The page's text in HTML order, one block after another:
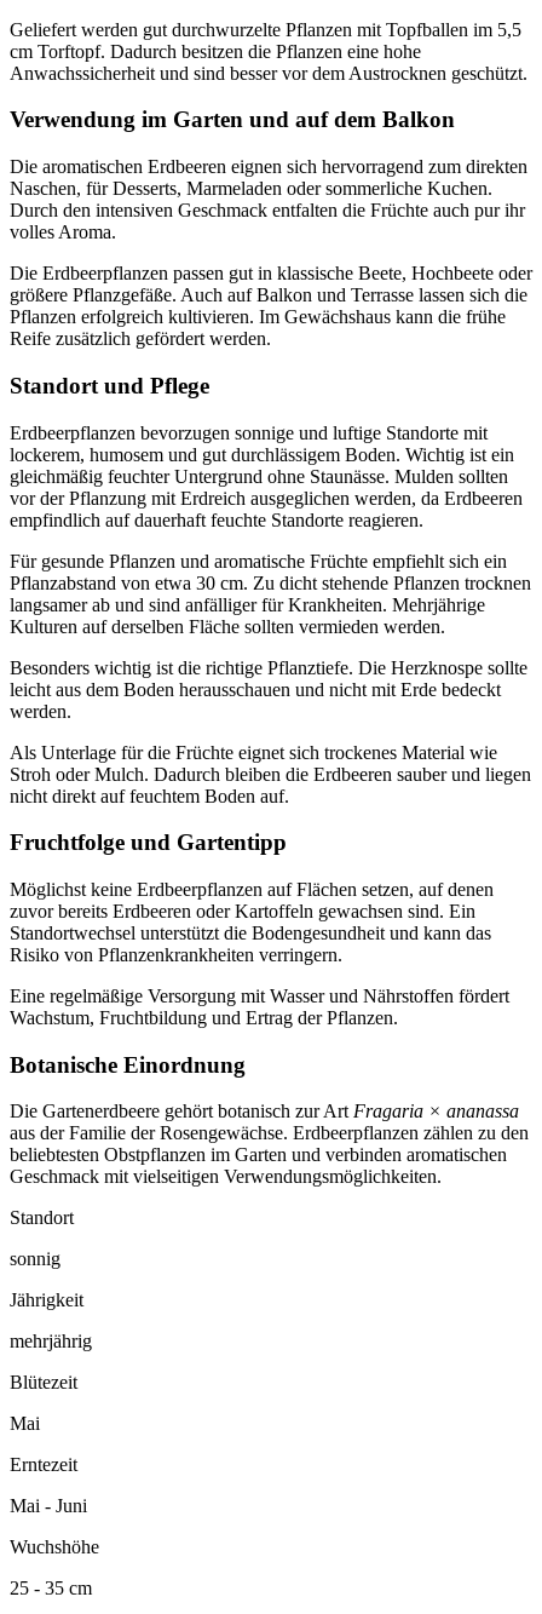
Geliefert werden gut durchwurzelte Pflanzen mit Topfballen im 5,5
cm Torftopf. Dadurch besitzen die Pflanzen eine hohe
Anwachssicherheit und sind besser vor dem Austrocknen geschützt.
Verwendung im Garten und auf dem Balkon
Die aromatischen Erdbeeren eignen sich hervorragend zum direkten
Naschen, für Desserts, Marmeladen oder sommerliche Kuchen.
Durch den intensiven Geschmack entfalten die Früchte auch pur ihr
volles Aroma.
Die Erdbeerpflanzen passen gut in klassische Beete, Hochbeete oder
größere Pflanzgefäße. Auch auf Balkon und Terrasse lassen sich die
Pflanzen erfolgreich kultivieren. Im Gewächshaus kann die frühe
Reife zusätzlich gefördert werden.
Standort und Pflege
Erdbeerpflanzen bevorzugen sonnige und luftige Standorte mit
lockerem, humosem und gut durchlässigem Boden. Wichtig ist ein
gleichmäßig feuchter Untergrund ohne Staunässe. Mulden sollten
vor der Pflanzung mit Erdreich ausgeglichen werden, da Erdbeeren
empfindlich auf dauerhaft feuchte Standorte reagieren.
Für gesunde Pflanzen und aromatische Früchte empfiehlt sich ein
Pflanzabstand von etwa 30 cm. Zu dicht stehende Pflanzen trocknen
langsamer ab und sind anfälliger für Krankheiten. Mehrjährige
Kulturen auf derselben Fläche sollten vermieden werden.
Besonders wichtig ist die richtige Pflanztiefe. Die Herzknospe sollte
leicht aus dem Boden herausschauen und nicht mit Erde bedeckt
werden.
Als Unterlage für die Früchte eignet sich trockenes Material wie
Stroh oder Mulch. Dadurch bleiben die Erdbeeren sauber und liegen
nicht direkt auf feuchtem Boden auf.
Fruchtfolge und Gartentipp
Möglichst keine Erdbeerpflanzen auf Flächen setzen, auf denen
zuvor bereits Erdbeeren oder Kartoffeln gewachsen sind. Ein
Standortwechsel unterstützt die Bodengesundheit und kann das
Risiko von Pflanzenkrankheiten verringern.
Eine regelmäßige Versorgung mit Wasser und Nährstoffen fördert
Wachstum, Fruchtbildung und Ertrag der Pflanzen.
Botanische Einordnung
Die Gartenerdbeere gehört botanisch zur ArtFragaria × ananassa
aus der Familie der Rosengewächse. Erdbeerpflanzen zählen zu den
beliebtesten Obstpflanzen im Garten und verbinden aromatischen
Geschmack mit vielseitigen Verwendungsmöglichkeiten.
Standort
sonnig
Jährigkeit
mehrjährig
Blütezeit
Mai
Erntezeit
Mai - Juni
Wuchshöhe
25 - 35 cm